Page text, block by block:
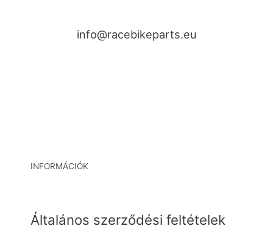
info@racebikeparts.eu
INFORMÁCIÓK
Általános szerződési feltételek